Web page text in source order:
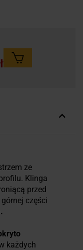
ze
Klinga
przed
części
każdych